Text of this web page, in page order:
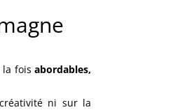
la foisabordables,
ni sur la